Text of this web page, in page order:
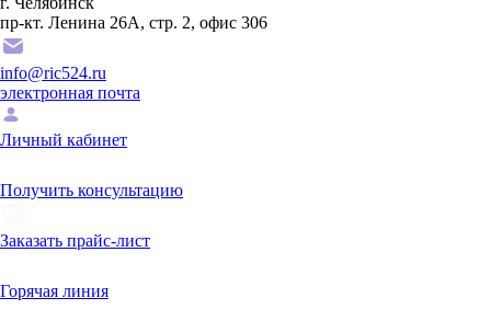
пр-кт. Ленина 26А, стр. 2, офис 306
info@ric524.ru
электронная почта
Личный кабинет
Получить консультацию
Заказать прайс-лист
Горячая линия